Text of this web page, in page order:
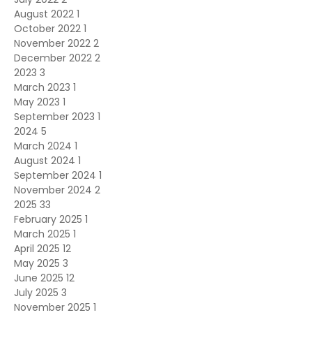
August 2022 1
October 2022 1
November 2022 2
December 2022 2
2023 3
March 2023 1
May 2023 1
September 2023 1
2024 5
March 2024 1
August 2024 1
September 2024 1
November 2024 2
2025 33
February 2025 1
March 2025 1
April 2025 12
May 2025 3
June 2025 12
July 2025 3
November 2025 1